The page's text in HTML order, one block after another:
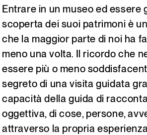
Italiano English
Entrare in un museo ed essere
scoperta dei suoi patrimoni è
che la maggior parte di noi ha
meno una volta. Il ricordo che
essere più o meno
segreto di una visita guidata
capacità della guida di
oggettiva, di cose, persone,
attraverso la propria